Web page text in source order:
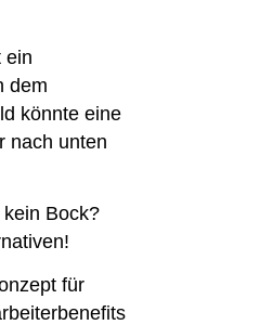
ein
dem
könnte eine
nach unten
Bock?
für